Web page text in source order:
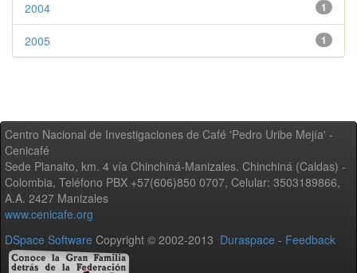
1
2004
1
2005
Centro Nacional de Investigaciones de Café 'Pedro Uribe Mejía' -
Cenicafé
Sede Planalto, km. 4 vía Chinchiná-Manizales. Chinchiná (Caldas) -
Colombia, Teléfono PBX +57(606)850 0707, Celular: 3503189866,
A.A. 2427 Manizales
www.cenicafe.org
DSpace Software Copyright © 2002-2013 Duraspace - Feedback